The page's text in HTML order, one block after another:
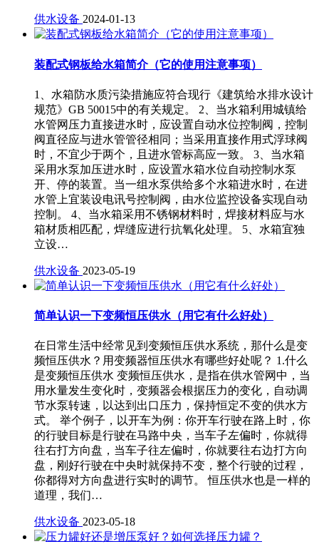
供水设备 2024-01-13
装配式钢板给水箱简介（它的使用注意事项）
1、水箱防水质污染措施应符合现行《建筑给水排水设计
规范》GB 50015中的有关规定。 2、当水箱利用城镇给
水管网压力直接进水时，应设置自动水位控制阀，控制
阀直径应与进水管管径相同；当采用直接作用式浮球阀
时，不宜少于两个，且进水管标高应一致。 3、当水箱
采用水泵加压进水时，应设置水箱水位自动控制水泵
开、停的装置。当一组水泵供给多个水箱进水时，在进
水管上宜装设电讯号控制阀，由水位监控设备实现自动
控制。 4、当水箱采用不锈钢材料时，焊接材料应与水
箱材质相匹配，焊缝应进行抗氧化处理。 5、水箱宜独
立设…
供水设备 2023-05-19
简单认识一下变频恒压供水（用它有什么好处）
在日常生活中经常见到变频恒压供水系统，那什么是变
频恒压供水？用变频器恒压供水有哪些好处呢？ 1.什么
是变频恒压供水 变频恒压供水，是指在供水管网中，当
用水量发生变化时，变频器会根据压力的变化，自动调
节水泵转速，以达到出口压力，保持恒定不变的供水方
式。 举个例子，以开车为例：你开车行驶在路上时，你
的行驶目标是行驶在马路中央，当车子左偏时，你就得
往右打方向盘，当车子往左偏时，你就要往右边打方向
盘，刚好行驶在中央时就保持不变，整个行驶的过程，
你都得对方向盘进行实时的调节。 恒压供水也是一样的
道理，我们…
供水设备 2023-05-18